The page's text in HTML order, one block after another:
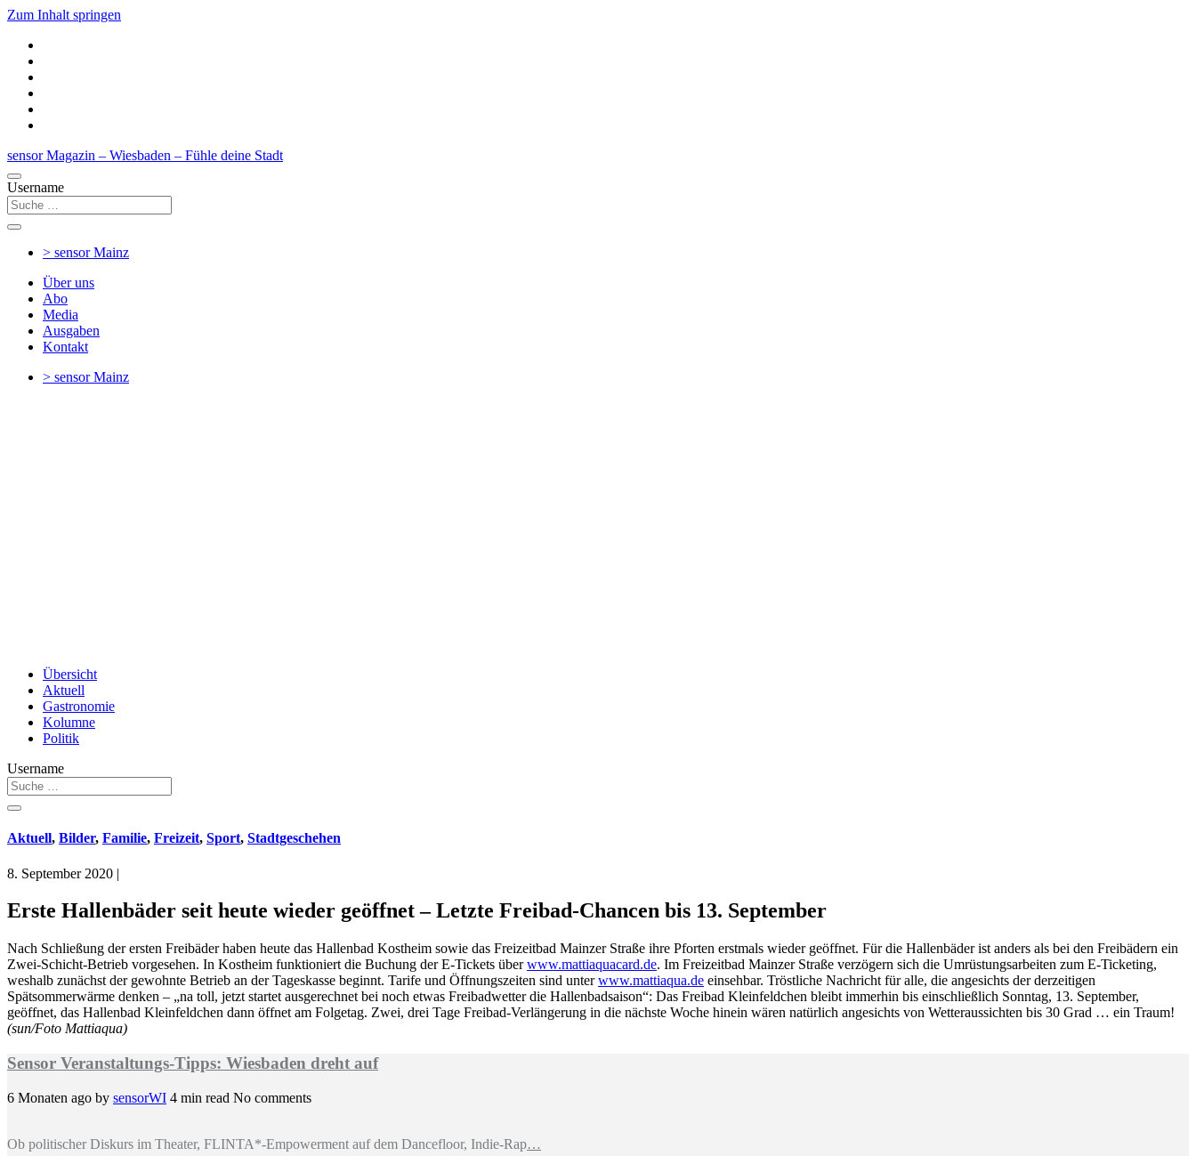
Zum Inhalt springen
sensor Magazin – Wiesbaden – Fühle deine Stadt
Username
> sensorMainz
Über uns
Abo
Media
Ausgaben
Kontakt
> sensorMainz
Übersicht
Aktuell
Gastronomie
Kolumne
Politik
Username
Aktuell, Bilder, Familie, Freizeit, Sport, Stadtgeschehen
8. September 2020 |
Erste Hallenbäder seit heute wieder geöffnet – Letzte Freibad-Chancen bis 13. September
Nach Schließung der ersten Freibäder haben heute das Hallenbad Kostheim sowie das Freizeitbad Mainzer Straße ihre Pforten erstmals wieder geöffnet. Für die Hallenbäder ist anders als bei den Freibädern ein
Zwei-Schicht-Betrieb vorgesehen. In Kostheim funktioniert die Buchung der E-Tickets überwww.mattiaquacard.de. Im Freizeitbad Mainzer Straße verzögern sich die Umrüstungsarbeiten zum E-Ticketing,
weshalb zunächst der gewohnte Betrieb an der Tageskasse beginnt. Tarife und Öffnungszeiten sind unterwww.mattiaqua.de einsehbar. Tröstliche Nachricht für alle, die angesichts der derzeitigen
Spätsommerwärme denken – „na toll, jetzt startet ausgerechnet bei noch etwas Freibadwetter die Hallenbadsaison“: Das Freibad Kleinfeldchen bleibt immerhin bis einschließlich Sonntag, 13. September,
geöffnet, das Hallenbad Kleinfeldchen dann öffnet am Folgetag. Zwei, drei Tage Freibad-Verlängerung in die nächste Woche hinein wären natürlich angesichts von Wetteraussichten bis 30 Grad … ein Traum!
(sun/Foto Mattiaqua)
Sensor Veranstaltungs-Tipps: Wiesbaden dreht auf
6 Monaten ago by sensorWI 4 min read No comments
Ob politischer Diskurs im Theater, FLINTA*-Empowerment auf dem Dancefloor, Indie-Rap…